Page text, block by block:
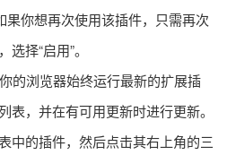
果你想再次使用该插件，只需再次
择“启用”。
的浏览器始终运行最新的扩展插
表，并在有可用更新时进行更新。
中的插件，然后点击其右上角的三